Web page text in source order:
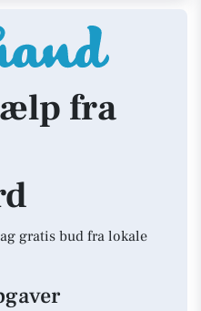
fra
gratis bud fra lokale